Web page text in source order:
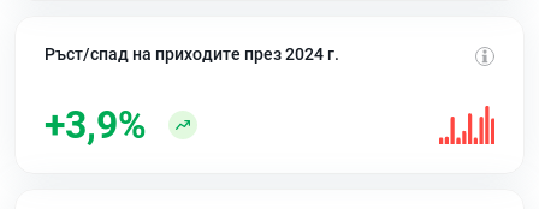
Ръст/спад на приходите през 2024 г.
+3,9%